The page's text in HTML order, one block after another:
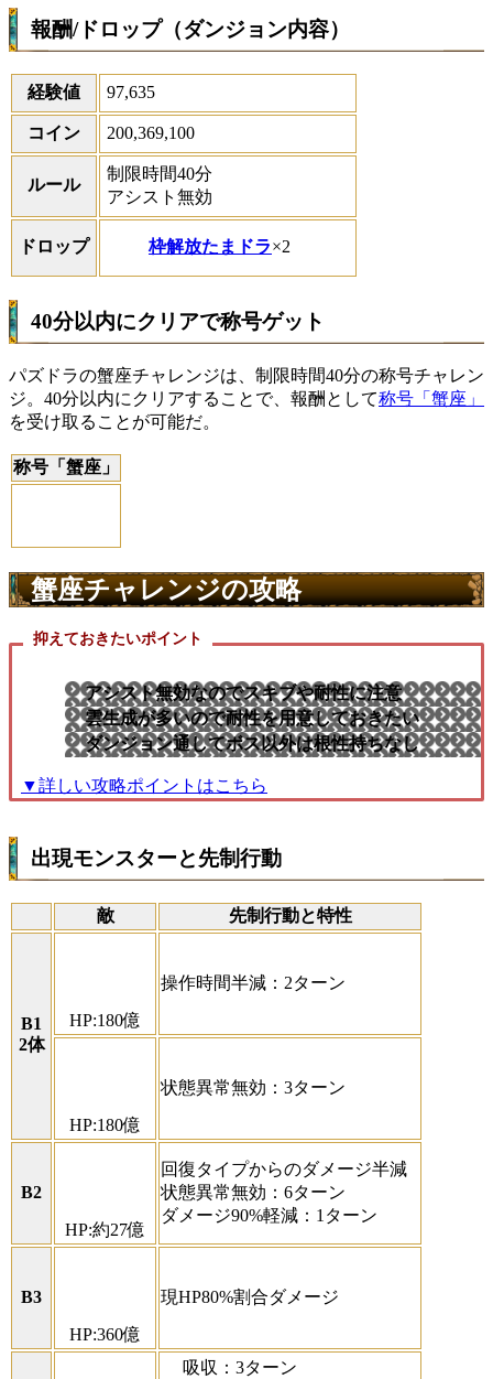
報酬/ドロップ（ダンジョン内容）
経験値 97,635
コイン 200,369,100
ルール
制限時間40分
アシスト無効
ドロップ 枠解放たまドラ×2
40分以内にクリアで称号ゲット
パズドラの蟹座チャレンジは、制限時間40分の称号チャレン
ジ。40分以内にクリアすることで、報酬として称号「蟹座」
を受け取ることが可能だ。
称号「蟹座」
蟹座チャレンジの攻略
抑えておきたいポイント
アシスト無効なのでスキブや耐性に注意
雲生成が多いので耐性を用意しておきたい
ダンジョン通してボス以外は根性持ちなし
▼詳しい攻略ポイントはこちら
出現モンスターと先制行動
敵 先制行動と特性
B1
2体
HP:180億
操作時間半減：2ターン
HP:180億
状態異常無効：3ターン
B2
HP:約27億
回復タイプからのダメージ半減
状態異常無効：6ターン
ダメージ90%軽減：1ターン
B3
HP:360億
現HP80%割合ダメージ
吸収：3ターン